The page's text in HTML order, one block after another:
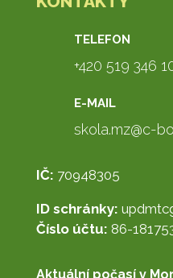
TELEFON
+420 519 346
E-MAIL
skola.mz@c-
IČ: 70948305
ID schránky:
Číslo účtu: 86-
Aktuální počasí v